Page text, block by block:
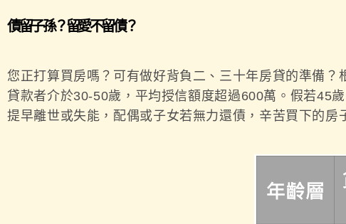
債留子孫？留愛不留債？
您正打算買房嗎？可有做好背負二、三十年房貸的準備
貸款者介於30-50歲，平均授信額度超過600萬。假若45
提早離世或失能，配偶或子女若無力還債，辛苦買下的